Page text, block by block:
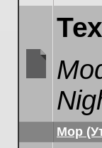
unread
Мор